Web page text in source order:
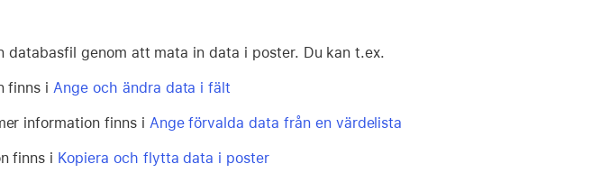
genom att mata in data i poster. Du kan t.ex.
finns iAnge och ändra data i fält
information finns i Ange förvalda data från en värdelista
finns i Kopiera och flytta data i poster